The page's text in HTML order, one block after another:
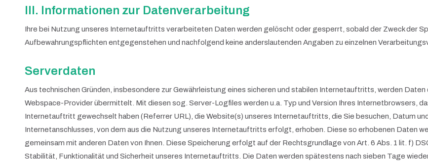
III. Informationen zur Datenverarbeitung
Ihre bei Nutzung unseres Internetauftritts verarbeiteten Daten werden gelöscht oder gesperrt, sobald der Zweck der
Aufbewahrungspflichten entgegenstehen und nachfolgend keine anderslautenden Angaben zu einzelnen
Serverdaten
Aus technischen Gründen, insbesondere zur Gewährleistung eines sicheren und stabilen Internetauftritts, werden Daten
Webspace-Provider übermittelt. Mit diesen sog. Server-Logfiles werden u.a. Typ und Version Ihres Internetbrowsers,
Internetauftritt gewechselt haben (Referrer URL), die Website(s) unseres Internetauftritts, die Sie besuchen, Datum
Internetanschlusses, von dem aus die Nutzung unseres Internetauftritts erfolgt, erhoben. Diese so erhobenen Daten
gemeinsam mit anderen Daten von Ihnen. Diese Speicherung erfolgt auf der Rechtsgrundlage von Art. 6 Abs. 1 lit. f)
Stabilität, Funktionalität und Sicherheit unseres Internetauftritts. Die Daten werden spätestens nach sieben Tage